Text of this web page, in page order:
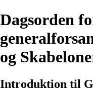
Dagsorden
og
Introduktion til